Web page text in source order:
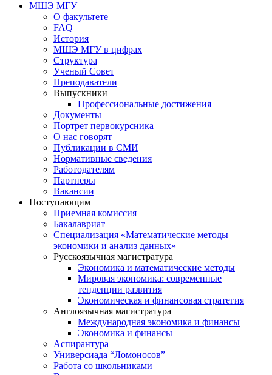
МШЭ МГУ
О факультете
FAQ
История
МШЭ МГУ в цифрах
Структура
Ученый Совет
Преподаватели
Выпускники
Профессиональные достижения
Документы
Портрет первокурсника
О нас говорят
Публикации в СМИ
Нормативные сведения
Работодателям
Партнеры
Вакансии
Поступающим
Приемная комиссия
Бакалавриат
Специализация «Математические методы
экономики и анализ данных»
Русскоязычная магистратура
Экономика и математические методы
Мировая экономика: современные
тенденции развития
Экономическая и финансовая стратегия
Англоязычная магистратура
Международная экономика и финансы
Экономика и финансы
Аспирантура
Универсиада “Ломоносов”
Работа со школьниками